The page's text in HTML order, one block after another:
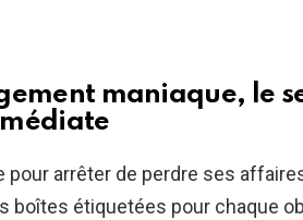
maniaque, le
pour arrêter de perdre ses
boîtes étiquetées pour chaque